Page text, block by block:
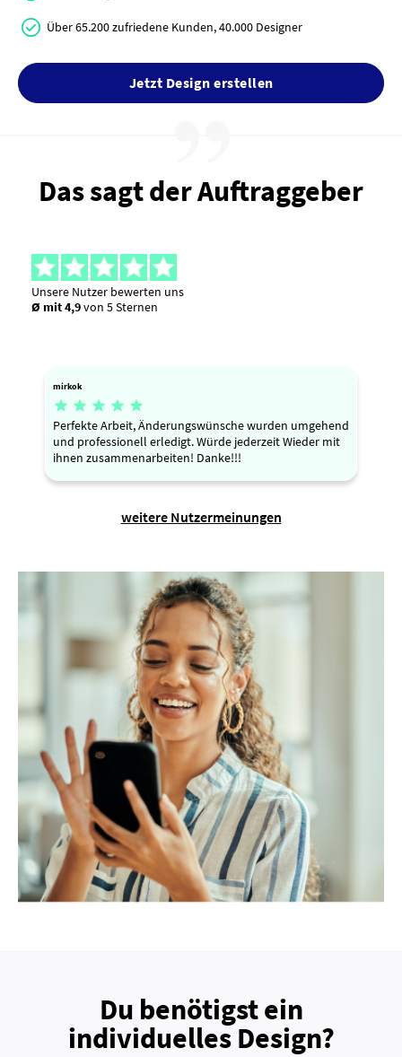
Über 65.200 zufriedene Kunden, 40.000 Designer
Jetzt Design erstellen
Das sagt der Auftraggeber
Unsere Nutzer bewerten uns
Ø mit 4,9von 5 Sternen
mirkok
    
Perfekte Arbeit, Änderungswünsche wurden umgehend
und professionell erledigt. Würde jederzeit Wieder mit
ihnen zusammenarbeiten! Danke!!!
weitere Nutzermeinungen
Du benötigst ein
individuelles Design?